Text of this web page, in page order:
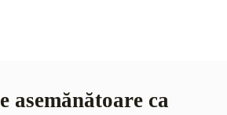
asemănătoare ca